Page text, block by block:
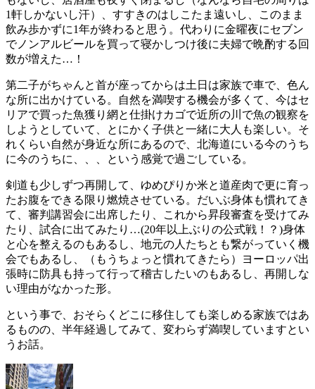
1軒しかないし汗）、すすきのはしこたま遠いし、このまま
飲み歩かずに1年が終わると思う。代わりに金曜夜にセブン
でノンアルビールを買って寝かしつけ後に夫婦で晩酌する回
数が増えた…！
第二子がちゃんと首が座ってからは土日は家族で車で、色ん
な所に出かけている。自然を満喫する機会が多くて、今はセ
リアで買った魚獲り網と仕掛けカゴで近所の川で魚の観察を
しようとしていて、とにかく子供と一緒に大人も楽しい。そ
れくらい自然が身近な所にあるので、北海道にいる今のうち
に今のうちに、、、という感覚で過ごしている。
剣道も少しずつ再開して、ゆめぴりか米と道産肉で更に育っ
たお腹をできる限り燃焼させている。だいぶ身体も慣れてき
て、審判講習会に出席したり、これから昇段審査を受けてみ
たり、試合に出てみたり…(20年以上ぶりの公式戦！？)身体
と心を整えるのもあるし、地元の人たちとも繋がっていく機
会でもあるし、（もうちょっと慣れてきたら）ヨーロッパ出
張時に防具も持って行って稽古したいのもあるし、再開しな
い理由がなかった形。
という事で、おそらくどこに移住しても楽しめる家族ではあ
るものの、半年経過してみて、変わらず満喫していますとい
うお話。